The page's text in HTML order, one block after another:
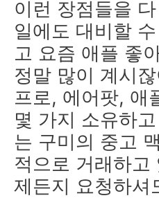
이런 장점들을
일에도 대비할
고 요즘 애플 좋
정말 많이 계시
프로, 에어팟, 애
몇 가지 소유하
는 구미의 중고
적으로 거래하고
제든지 요청하셔